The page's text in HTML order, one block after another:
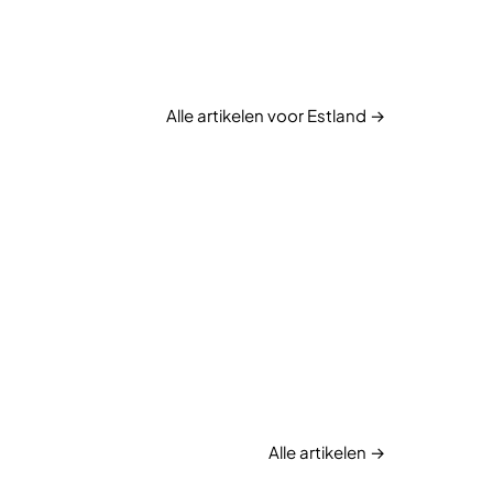
Alle artikelen voor Estland →
Alle artikelen →